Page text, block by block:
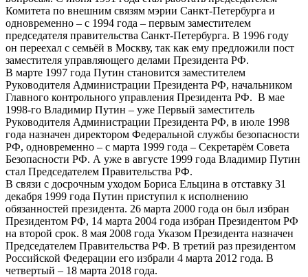
Комитета по внешним связям мэрии Санкт-Петербурга и
одновременно – с 1994 года – первым заместителем
председателя правительства Санкт-Петербурга. В 1996 году
он переехал с семьёй в Москву, так как ему предложили пост
заместителя управляющего делами Президента РФ.
В марте 1997 года Путин становится заместителем
Руководителя Администрации Президента РФ, начальником
Главного контрольного управления Президента РФ. В мае
1998-го Владимир Путин – уже Первый заместитель
Руководителя Администрации Президента РФ, в июле 1998
года назначен директором Федеральной службы безопасности
РФ, одновременно – с марта 1999 года – Секретарём Совета
Безопасности РФ. А уже в августе 1999 года Владимир Путин
стал Председателем Правительства РФ.
В связи с досрочным уходом Бориса Ельцина в отставку 31
декабря 1999 года Путин приступил к исполнению
обязанностей президента. 26 марта 2000 года он был избран
Президентом РФ, 14 марта 2004 года избран Президентом РФ
на второй срок. 8 мая 2008 года Указом Президента назначен
Председателем Правительства РФ. В третий раз президентом
Российской Федерации его избрали 4 марта 2012 года. В
четвертый – 18 марта 2018 года.